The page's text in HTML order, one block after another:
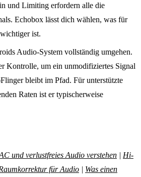
und Limiting erfordern alle die
Echobox lässt dich wählen, was für
ist.
Audio-System vollständig umgehen.
Kontrolle, um ein unmodifiziertes Signal
bleibt im Pfad. Für unterstützte
Raten ist er typischerweise
und verlustfreies Audio verstehen | Hi-
für Audio | Was einen